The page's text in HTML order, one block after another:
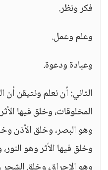
فكر ونظر.
وعلم وعمل.
وعبادة ودعوة.
الثاني: أن نعلم ونتيقن
المخلوقات، وخلق فيها
وهو البصر، وخلق الأذن
وخلق فيها الأثر وهو